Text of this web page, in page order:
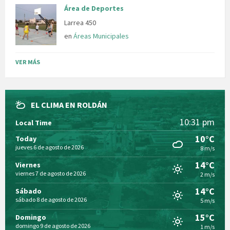
Área de Deportes
Larrea 450
en Áreas Municipales
VER MÁS
EL CLIMA EN ROLDÁN
Local Time 10:31 pm
Today
jueves 6 de agosto de 2026
10°C
8 m/s
Viernes
viernes 7 de agosto de 2026
14°C
2 m/s
Sábado
sábado 8 de agosto de 2026
14°C
5 m/s
Domingo
domingo 9 de agosto de 2026
15°C
1 m/s